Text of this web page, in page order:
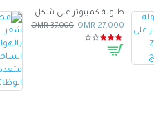
طاولة كمبيوتر على شكل Z- لون بيج
27.000 OMR
37.000 OMR